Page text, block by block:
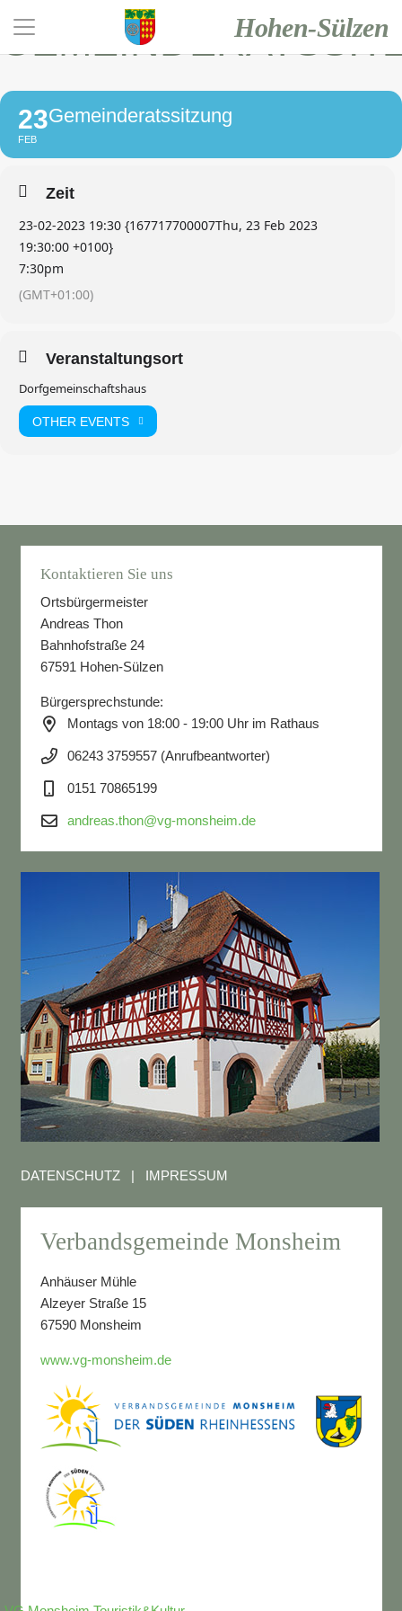
Hohen-Sülzen
23
FEB
Gemeinderatssitzung
Zeit
23-02-2023 19:30 {167717700007Thu, 23 Feb 2023
19:30:00 +0100}
7:30pm
(GMT+01:00)
Veranstaltungsort
Dorfgemeinschaftshaus
OTHER EVENTS
Kontaktieren Sie uns
Ortsbürgermeister
Andreas Thon
Bahnhofstraße 24
67591 Hohen-Sülzen
Bürgersprechstunde:
Montags von 18:00 - 19:00 Uhr im Rathaus
06243 3759557 (Anrufbeantworter)
0151 70865199
andreas.thon@vg-monsheim.de
DATENSCHUTZ| IMPRESSUM
Verbandsgemeinde Monsheim
Anhäuser Mühle
Alzeyer Straße 15
67590 Monsheim
www.vg-monsheim.de